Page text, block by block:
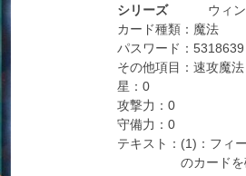
シリーズ
ウィ
カード種類： 魔法
パスワード： 5318639
その他項目： 速攻魔法
星： 0
攻撃力： 0
守備力： 0
テキスト： (1)：フィ
のカードを